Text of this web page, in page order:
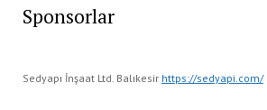
Sponsorlar
Sedyapı İnşaat Ltd. Balıkesir https://sedyapi.com/